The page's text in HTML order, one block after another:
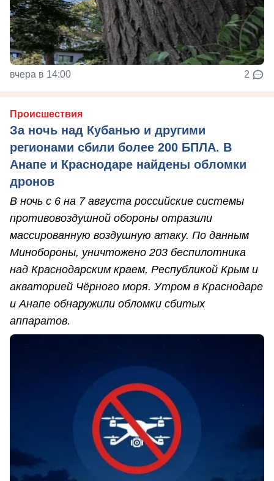
вчера в 14:00 2
Происшествия
За ночь над Кубанью и другими
регионами сбили более 200 БПЛА. В
Анапе и Краснодаре найдены обломки
дронов
В ночь с 6 на 7 августа российские системы
противовоздушной обороны отразили
массированную воздушную атаку. По данным
Минобороны, уничтожено 203 беспилотника
над Краснодарским краем, Республикой Крым и
акваторией Чёрного моря. Утром в Краснодаре
и Анапе обнаружили обломки сбитых
аппаратов.